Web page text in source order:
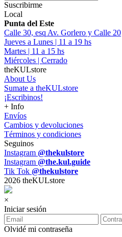
Suscribirme
Local
Punta del Este
Calle 30, esq Av. Gorlero y Calle 20
Jueves a Lunes | 11 a 19 hs
Martes | 11 a 15 hs
Miércoles | Cerrado
theKULstore
About Us
Sumate a theKULstore
¡Escribinos!
+ Info
Envíos
Cambios y devoluciones
Términos y condiciones
Seguinos
Instagram @thekulstore
Instagram @the.kul.guide
Tik Tok @thekulstore
2026 theKULstore
×
Iniciar sesión
Olvidé mi contraseña